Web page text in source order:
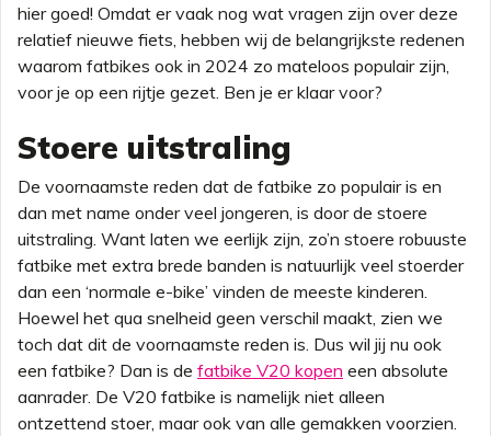
hier goed! Omdat er vaak nog wat vragen zijn over deze
relatief nieuwe fiets, hebben wij de belangrijkste redenen
waarom fatbikes ook in 2024 zo mateloos populair zijn,
voor je op een rijtje gezet. Ben je er klaar voor?
Stoere uitstraling
De voornaamste reden dat de fatbike zo populair is en
dan met name onder veel jongeren, is door de stoere
uitstraling. Want laten we eerlijk zijn, zo’n stoere robuuste
fatbike met extra brede banden is natuurlijk veel stoerder
dan een ‘normale e-bike’ vinden de meeste kinderen.
Hoewel het qua snelheid geen verschil maakt, zien we
toch dat dit de voornaamste reden is. Dus wil jij nu ook
een fatbike? Dan is de fatbike V20 kopen een absolute
aanrader. De V20 fatbike is namelijk niet alleen
ontzettend stoer, maar ook van alle gemakken voorzien.